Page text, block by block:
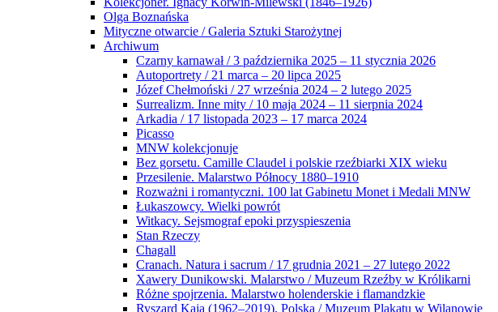
Olga Boznańska
Mityczne otwarcie / Galeria Sztuki Starożytnej
Archiwum
Czarny karnawał / 3 października 2025 – 11 stycznia 2026
Autoportrety / 21 marca – 20 lipca 2025
Józef Chełmoński / 27 września 2024 – 2 lutego 2025
Surrealizm. Inne mity / 10 maja 2024 – 11 sierpnia 2024
Arkadia / 17 listopada 2023 – 17 marca 2024
Picasso
MNW kolekcjonuje
Bez gorsetu. Camille Claudel i polskie rzeźbiarki XIX wieku
Przesilenie. Malarstwo Północy 1880–1910
Rozważni i romantyczni. 100 lat Gabinetu Monet i Medali MNW
Łukaszowcy. Wielki powrót
Witkacy. Sejsmograf epoki przyspieszenia
Stan Rzeczy
Chagall
Cranach. Natura i sacrum / 17 grudnia 2021 – 27 lutego 2022
Xawery Dunikowski. Malarstwo / Muzeum Rzeźby w Królikarni
Różne spojrzenia. Malarstwo holenderskie i flamandzkie
Ryszard Kaja (1962–2019). Polska / Muzeum Plakatu w Wilanowie